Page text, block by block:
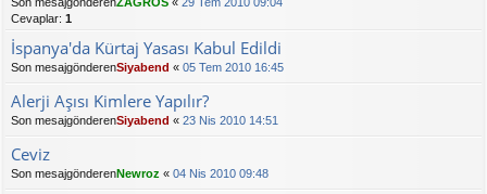
Cevaplar: 1
İspanya'da Kürtaj Yasası Kabul Edildi
Son mesajgönderenSiyabend « 05 Tem 2010 16:45
Alerji Aşısı Kimlere Yapılır?
Son mesajgönderenSiyabend « 23 Nis 2010 14:51
Ceviz
Son mesajgönderenNewroz « 04 Nis 2010 09:48